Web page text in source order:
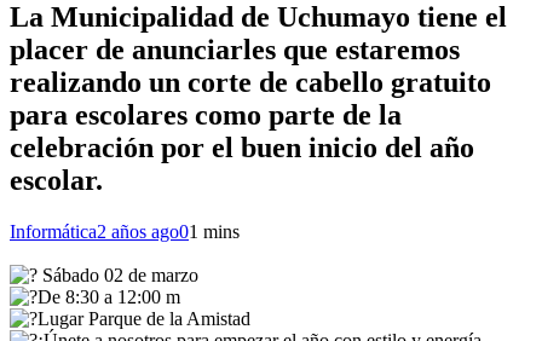
La Municipalidad de Uchumayo tiene el
placer de anunciarles que estaremos
realizando un corte de cabello gratuito
para escolares como parte de la
celebración por el buen inicio del año
escolar.
Informática2 años ago01 mins
Sábado 02 de marzo
De 8:30 a 12:00 m
Lugar Parque de la Amistad